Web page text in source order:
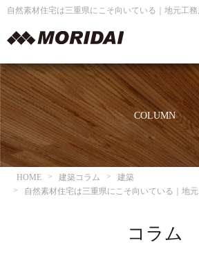
自然素材住宅は三重県にこそ向いている｜地元工
COLUMN
HOME 建築コラム
建築
自然素材住宅は三重県にこそ向いている｜地
コラム